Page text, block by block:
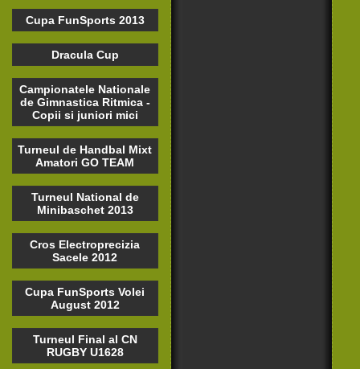
Cupa FunSports 2013
Dracula Cup
Campionatele Nationale
de Gimnastica Ritmica -
Copii si juniori mici
Turneul de Handbal Mixt
Amatori GO TEAM
Turneul National de
Minibaschet 2013
Cros Electroprecizia
Sacele 2012
Cupa FunSports Volei
August 2012
Turneul Final al CN
RUGBY U1628